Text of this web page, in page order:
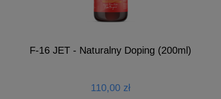
F-16 JET - Naturalny Doping (200ml)
110,00 zł